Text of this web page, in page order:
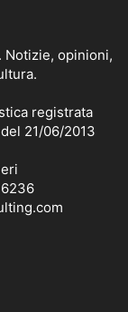
Notizie, opinioni,
registrata
21/06/2013